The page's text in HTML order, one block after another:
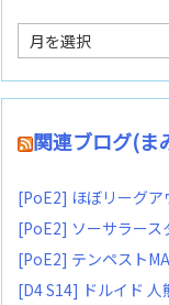
ア
ー
カ
イ
関連ブログ(ま
[PoE2] ほぼリーグ
[PoE2] ソーサラース
[PoE2] テンペスト
[D4 S14] ドルイド 人